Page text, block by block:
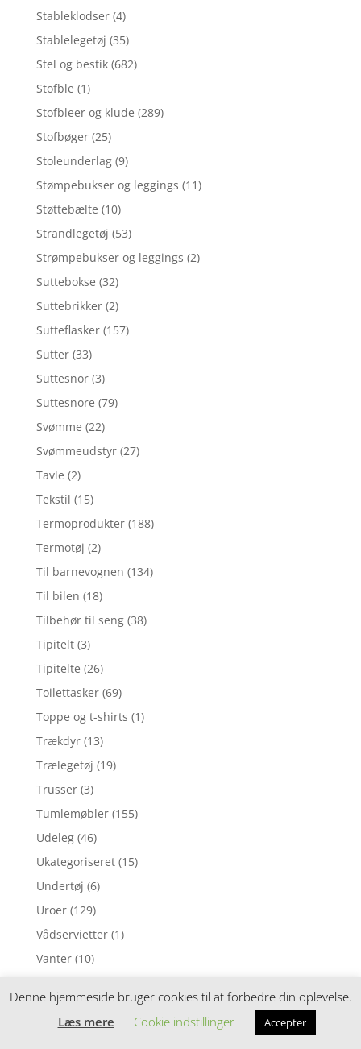
Stableklodser (4)
Stablelegetøj (35)
Stel og bestik (682)
Stofble (1)
Stofbleer og klude (289)
Stofbøger (25)
Stoleunderlag (9)
Stømpebukser og leggings (11)
Støttebælte (10)
Strandlegetøj (53)
Strømpebukser og leggings (2)
Suttebokse (32)
Suttebrikker (2)
Sutteflasker (157)
Sutter (33)
Suttesnor (3)
Suttesnore (79)
Svømme (22)
Svømmeudstyr (27)
Tavle (2)
Tekstil (15)
Termoprodukter (188)
Termotøj (2)
Til barnevognen (134)
Til bilen (18)
Tilbehør til seng (38)
Tipitelt (3)
Tipitelte (26)
Toilettasker (69)
Toppe og t-shirts (1)
Trækdyr (13)
Trælegetøj (19)
Trusser (3)
Tumlemøbler (155)
Udeleg (46)
Ukategoriseret (15)
Undertøj (6)
Uroer (129)
Vådservietter (1)
Vanter (10)
Vaskeklude (77)
Værktøj (1)
Denne hjemmeside bruger cookies til at forbedre din oplevelse.
Læs mere
Cookie indstillinger Accepter